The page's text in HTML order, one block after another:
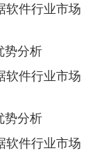
软件行业市场
势分析
软件行业市场
势分析
软件行业市场